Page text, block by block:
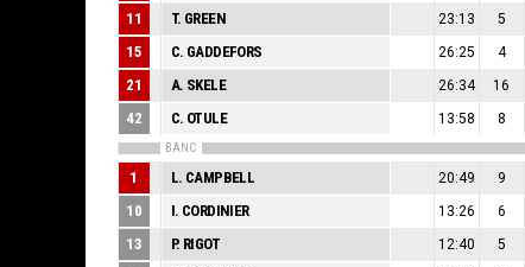
11 T. GREEN 23:13 5
15 C. GADDEFORS 26:25 4
21 A. SKELE 26:34 16
42 C. OTULE 13:58 8
BANC
1 L. CAMPBELL 20:49 9
10 I. CORDINIER 13:26 6
13 P. RIGOT 12:40 5